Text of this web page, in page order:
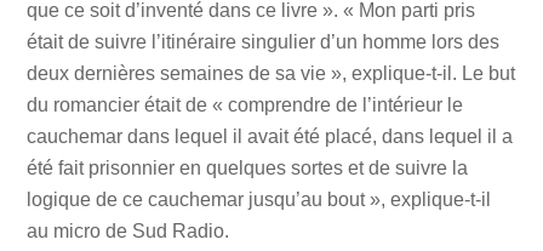
que ce soit d’inventé dans ce livre ». « Mon parti pris
était de suivre l’itinéraire singulier d’un homme lors des
deux dernières semaines de sa vie », explique-t-il. Le but
du romancier était de « comprendre de l’intérieur le
cauchemar dans lequel il avait été placé, dans lequel il a
été fait prisonnier en quelques sortes et de suivre la
logique de ce cauchemar jusqu’au bout », explique-t-il
au micro de Sud Radio.